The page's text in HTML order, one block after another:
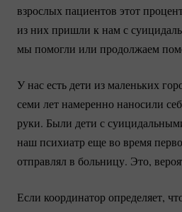
взрослых пациентов этот
из них пришли к нам с
мы помогли или продолжаем
У нас есть дети из маленьких
семи лет намеренно наносили
руки. Были дети с
наш психиатр еще во время
отправлял в больницу. Это,
Если координатор определяет,